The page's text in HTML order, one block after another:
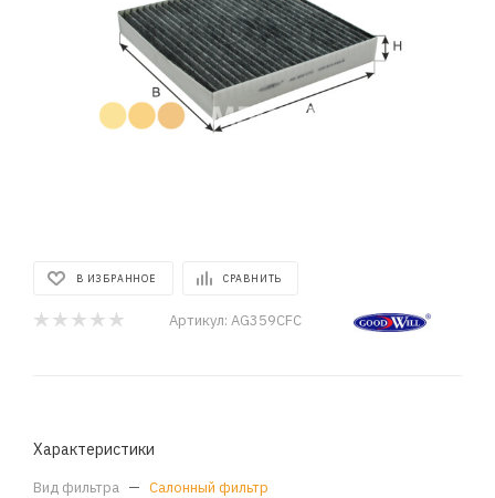
В ИЗБРАННОЕ СРАВНИТЬ
Артикул: AG359CFC
Характеристики
Вид фильтра — Салонный фильтр